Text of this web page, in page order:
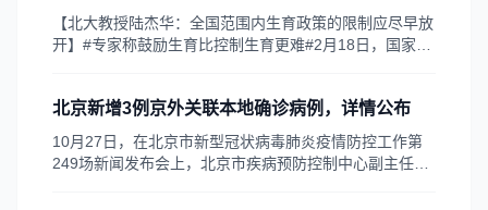
【北大教授陆杰华：全国范围内生育政策的限制应尽早放
开】#专家称鼓励生育比控制生育更难#2月18日，国家卫
中提到的“建议国家率先在东北地区全面放开人口生育限
制”进行探索
北京新增3例京外关联本地确诊病例，详情公布
10月27日，在北京市新型冠状病毒肺炎疫情防控工作第
249场新闻发布会上，北京市疾病预防控制中心副主任、